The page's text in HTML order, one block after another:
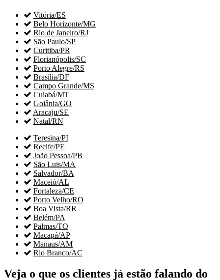
 Vitória/ES
 Belo Horizonte/MG
 Rio de Janeiro/RJ
 São Paulo/SP
 Curitiba/PR
 Florianópolis/SC
 Porto Alegre/RS
 Brasília/DF
 Campo Grande/MS
 Cuiabá/MT
 Goiânia/GO
 Aracaju/SE
 Natal/RN
 Teresina/PI
 Recife/PE
 João Pessoa/PB
 São Luis/MA
 Salvador/BA
 Maceió/AL
 Fortaleza/CE
 Porto Velho/RO
 Boa Vista/RR
 Belém/PA
 Palmas/TO
 Macapá/AP
 Manaus/AM
 Rio Branco/AC
Veja o que os clientes já estão falando do